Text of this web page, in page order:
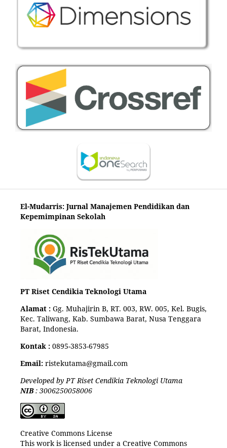
El-Mudarris: Jurnal Manajemen Pendidikan dan
Kepemimpinan Sekolah
PT Riset Cendikia Teknologi Utama
Alamat : Gg. Muhajirin B, RT. 003, RW. 005, Kel. Bugis,
Kec. Taliwang, Kab. Sumbawa Barat, Nusa Tenggara
Barat, Indonesia.
Kontak : 0895-3853-67985
Email:ristekutama@gmail.com
Developed by PT Riset Cendikia Teknologi Utama
NIB: 3006250058006
Creative Commons License
This work is licensed under a Creative Commons